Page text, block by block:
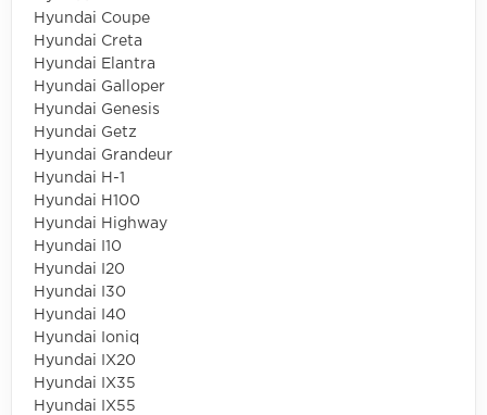
Hyundai Coupe
Hyundai Creta
Hyundai Elantra
Hyundai Galloper
Hyundai Genesis
Hyundai Getz
Hyundai Grandeur
Hyundai H-1
Hyundai H100
Hyundai Highway
Hyundai I10
Hyundai I20
Hyundai I30
Hyundai I40
Hyundai Ioniq
Hyundai IX20
Hyundai IX35
Hyundai IX55